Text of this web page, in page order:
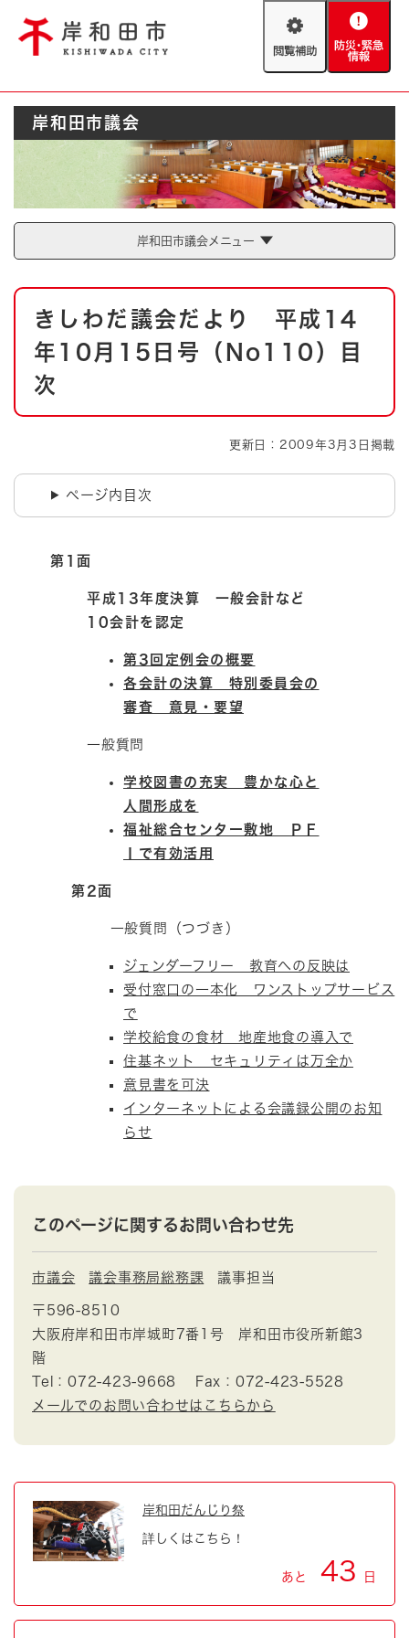
閲
助
防
緊
情
報
Foreign language
やさしい日本語
とじる
防災・緊急情報
ハザードマップ AED設置箇所
とじる
岸和田市議会
岸和田市議会メニュー
本
きしわだ議会だより 平成14
年10月15日号（No110）目
次
更新日：2009年3月3日掲載
ページ内目次
第1面
平成13年度決算 一般会計など
10会計を認定
第3回定例会の概要
各会計の決算 特別委員会の
審査 意見・要望
一般質問
学校図書の充実 豊かな心と
人間形成を
福祉総合センター敷地 ＰＦ
Ｉで有効活用
第2面
一般質問（つづき）
ジェンダーフリー 教育への反映は
受付窓口の一本化 ワンストップサービス
で
学校給食の食材 地産地食の導入で
住基ネット セキュリティは万全か
意見書を可決
インターネットによる会議録公開のお知
らせ
このページに関するお問い合わせ先
市議会 議会事務局総務課 議事担当
〒596-8510
大阪府岸和田市岸城町7番1号 岸和田市役所新館3
階
Tel：072-423-9668
Fax：072-423-5528
メールでのお問い合わせはこちらから
岸和田だんじり祭
詳しくはこちら！
あと 43 日